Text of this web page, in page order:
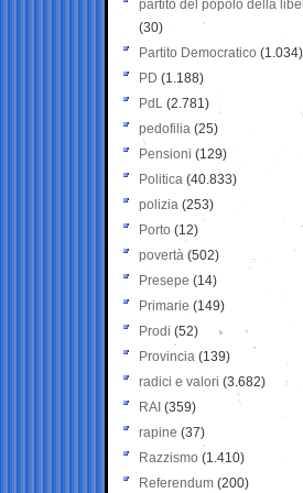
partito del popolo della
(30)
Partito Democratico (1.034)
PD (1.188)
PdL (2.781)
pedofilia (25)
Pensioni (129)
Politica (40.833)
polizia (253)
Porto (12)
povertà (502)
Presepe (14)
Primarie (149)
Prodi (52)
Provincia (139)
radici e valori (3.682)
RAI (359)
rapine (37)
Razzismo (1.410)
Referendum (200)